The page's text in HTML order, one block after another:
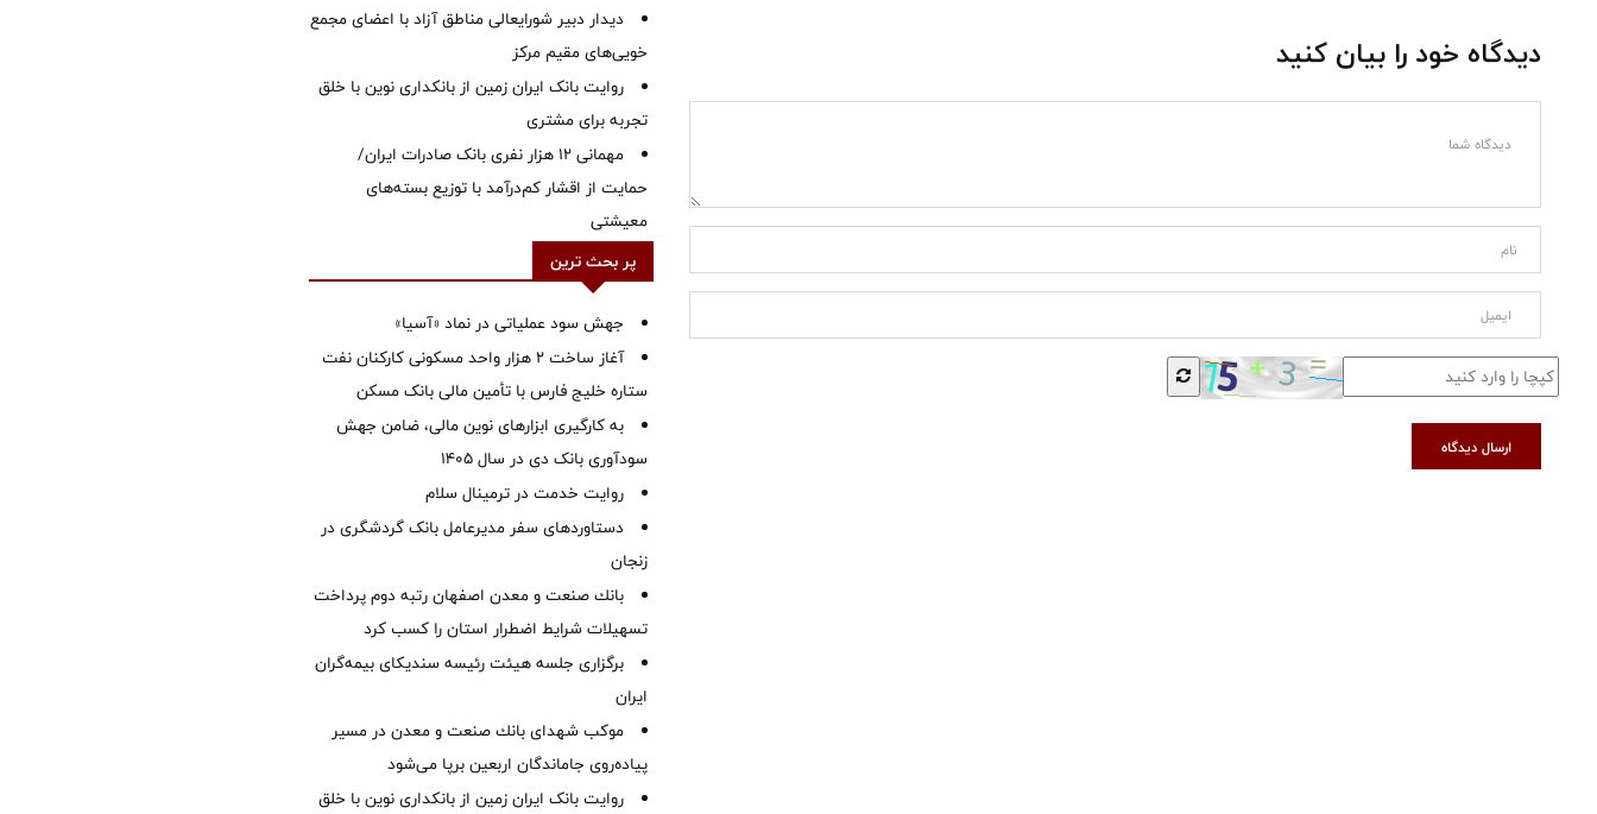
دیدگاه خود را بیان کنید
ارسال دیدگاه
دیدار دبیر شورایعالی مناطق آزاد با اعضای مجمع
خویی‌های مقیم مرکز
روایت بانک ایران زمین از بانکداری نوین با خلق
تجربه برای مشتری
مهمانی ۱۲ هزار نفری بانک صادرات ایران/
حمایت از اقشار کم‌درآمد با توزیع بسته‌های
معیشتی
پر بحث ترین
جهش سود عملیاتی در نماد «آسیا»
آغاز ساخت ۲ هزار واحد مسکونی کارکنان نفت
ستاره خلیج فارس با تأمین مالی بانک مسکن
به کارگیری ابزارهای نوین مالی، ضامن جهش
سودآوری بانک دی در سال 1405
روایت خدمت در ترمینال سلام
دستاوردهای سفر مدیرعامل بانک گردشگری در
زنجان
بانك صنعت و معدن اصفهان رتبه دوم پرداخت
تسهیلات شرایط اضطرار استان را كسب كرد
برگزاری جلسه هیئت رئیسه سندیکای بیمه‌گران
ایران
موكب شهدای بانك صنعت و معدن در مسیر
پیاده‌روی جاماندگان اربعین برپا می‌شود
روایت بانک ایران زمین از بانکداری نوین با خلق